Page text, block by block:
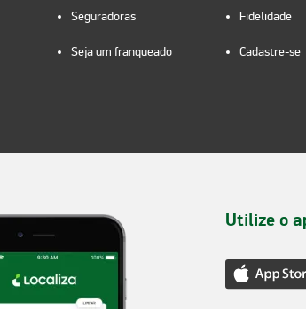
Seguradoras
Seja um franqueado
Fidelidade
Cadastre-se
Utilize o